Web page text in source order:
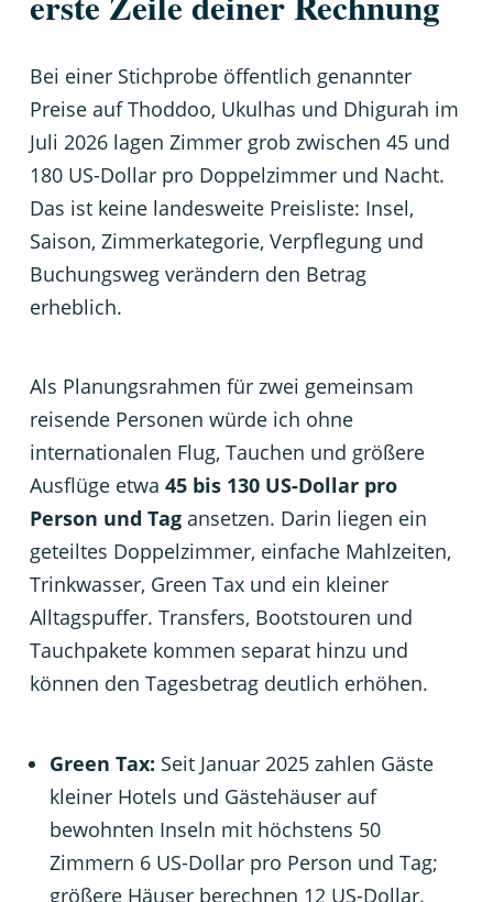
Bei einer Stichprobe öffentlich genannter
Preise auf Thoddoo, Ukulhas und Dhigurah im
Juli 2026 lagen Zimmer grob zwischen 45 und
180 US-Dollar pro Doppelzimmer und Nacht.
Das ist keine landesweite Preisliste: Insel,
Saison, Zimmerkategorie, Verpflegung und
Buchungsweg verändern den Betrag
erheblich.
Als Planungsrahmen für zwei gemeinsam
reisende Personen würde ich ohne
internationalen Flug, Tauchen und größere
Ausflüge etwa 45 bis 130 US-Dollar pro
Person und Tagansetzen. Darin liegen ein
geteiltes Doppelzimmer, einfache Mahlzeiten,
Trinkwasser, Green Tax und ein kleiner
Alltagspuffer. Transfers, Bootstouren und
Tauchpakete kommen separat hinzu und
können den Tagesbetrag deutlich erhöhen.
Green Tax: Seit Januar 2025 zahlen Gäste
kleiner Hotels und Gästehäuser auf
bewohnten Inseln mit höchstens 50
Zimmern 6 US-Dollar pro Person und Tag;
größere Häuser berechnen 12 US-Dollar.